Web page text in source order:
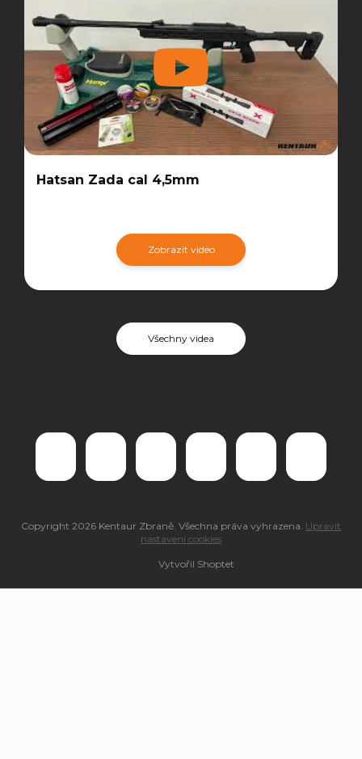
Hatsan Zada cal 4,5mm
Zobrazit video
Všechny videa
Vytvořil Shoptet
Copyright 2026 Kentaur Zbraně . Všechna práva vyhrazena. Upravit
nastavení cookies